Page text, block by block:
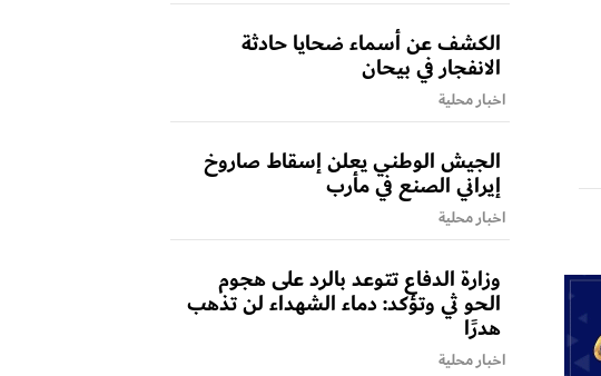
الكشف عن أسماء ضحايا حادثة
الانفجار في بيحان
اخبار محلية
الجيش الوطني يعلن إسقاط صاروخ
إيراني الصنع في مأرب
اخبار محلية
وزارة الدفاع تتوعد بالرد على هجوم
الحو ثي وتؤكد: دماء الشهداء لن تذهب
هدرًا
اخبار محلية